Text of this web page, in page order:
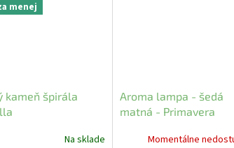
menej
kameň špirála
Na sklade
Aroma lampa - šedá
matná - Primavera
Momentálne